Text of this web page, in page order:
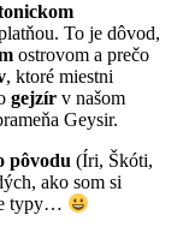
To je dôvod,
ostrovom a prečo
, ktoré miestni
gejzír v našom
Geysir.
pôvodu (Íri, Škóti,
ako som si
typy…